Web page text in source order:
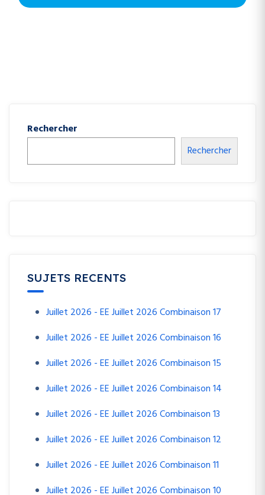
Rechercher
Rechercher
SUJETS RECENTS
Juillet 2026 - EE Juillet 2026 Combinaison 17
Juillet 2026 - EE Juillet 2026 Combinaison 16
Juillet 2026 - EE Juillet 2026 Combinaison 15
Juillet 2026 - EE Juillet 2026 Combinaison 14
Juillet 2026 - EE Juillet 2026 Combinaison 13
Juillet 2026 - EE Juillet 2026 Combinaison 12
Juillet 2026 - EE Juillet 2026 Combinaison 11
Juillet 2026 - EE Juillet 2026 Combinaison 10